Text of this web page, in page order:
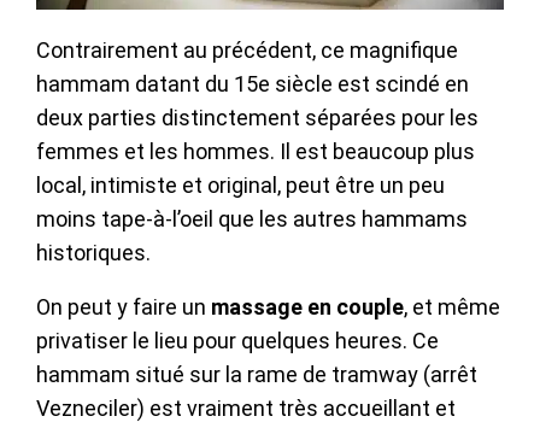
Contrairement au précédent, ce magnifique
hammam datant du 15e siècle est scindé en
deux parties distinctement séparées pour les
femmes et les hommes. Il est beaucoup plus
local, intimiste et original, peut être un peu
moins tape-à-l’oeil que les autres hammams
historiques.
On peut y faire un massage en couple, et même
privatiser le lieu pour quelques heures. Ce
hammam situé sur la rame de tramway (arrêt
Vezneciler) est vraiment très accueillant et